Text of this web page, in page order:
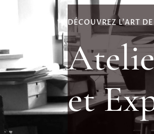
DÉCOUVREZ L'ART
et